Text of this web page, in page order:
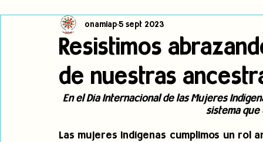
Cambio climático Navegador indígena
Pronunciamientos Observatorio de consulta previa
Resistimos
de nuestras
onamiap 5 sept 2023
En el Día Internacional de las Mujeres
sistema que
Las mujeres indígenas cumplimos un rol